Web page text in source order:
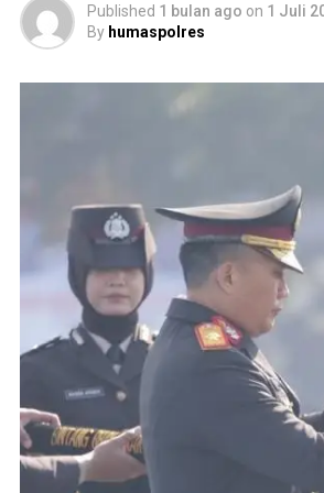
Published 1 bulan ago on 1 Juli
By humaspolres